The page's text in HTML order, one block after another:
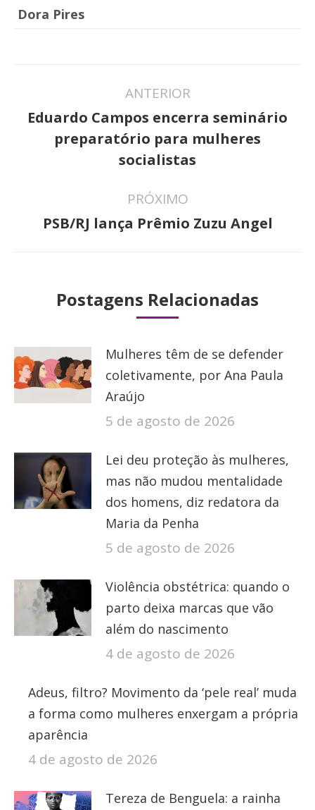
Dora Pires
de
post:
ANTERIOR
Post
anterior:
Eduardo Campos encerra seminário
preparatório para mulheres
socialistas
PRÓXIMO
Próximo
PSB/RJ lança Prêmio Zuzu Angel
Postagens Relacionadas
Mulheres têm de se defender
coletivamente, por Ana Paula
Araújo
5 de agosto de 2026
Lei deu proteção às mulheres,
mas não mudou mentalidade
dos homens, diz redatora da
Maria da Penha
5 de agosto de 2026
Violência obstétrica: quando o
parto deixa marcas que vão
além do nascimento
4 de agosto de 2026
Adeus, filtro? Movimento da ‘pele real’ muda
a forma como mulheres enxergam a própria
aparência
4 de agosto de 2026
Tereza de Benguela: a rainha